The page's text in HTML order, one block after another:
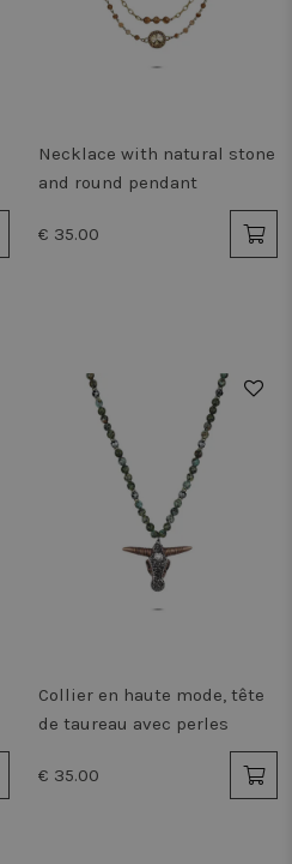
Necklace with natural stone
and round pendant
€ 35.00
Collier en haute mode, tête
de taureau avec perles
€ 35.00